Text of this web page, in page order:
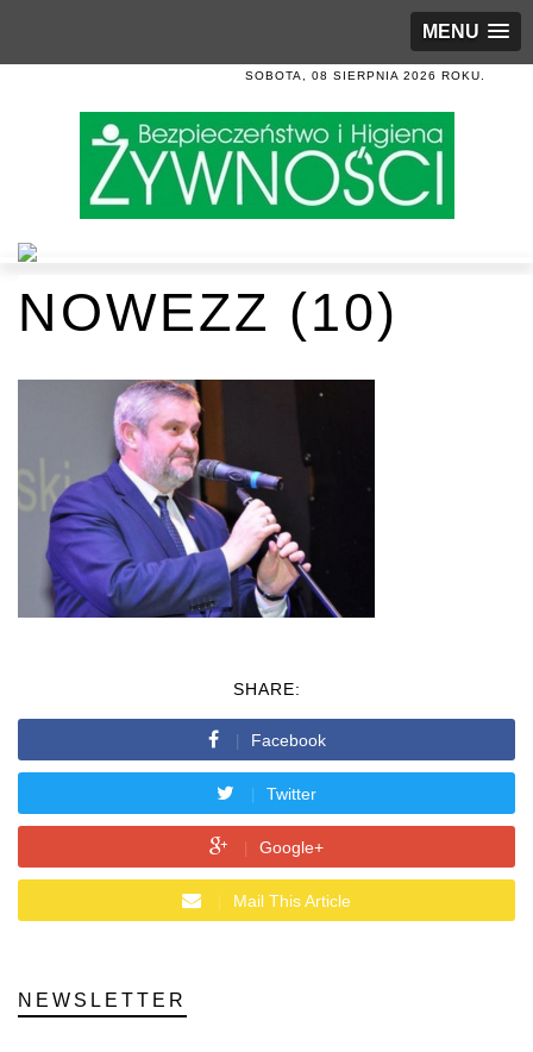
MENU
SOBOTA, 08 SIERPNIA 2026 ROKU.
NOWEZZ (10)
SHARE:
Facebook
Twitter
Google+
Mail This Article
NEWSLETTER